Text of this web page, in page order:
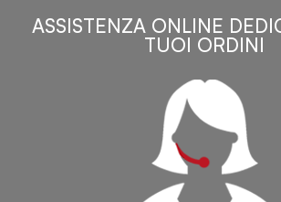
ASSISTENZA ONLINE
TUOI ORDINI